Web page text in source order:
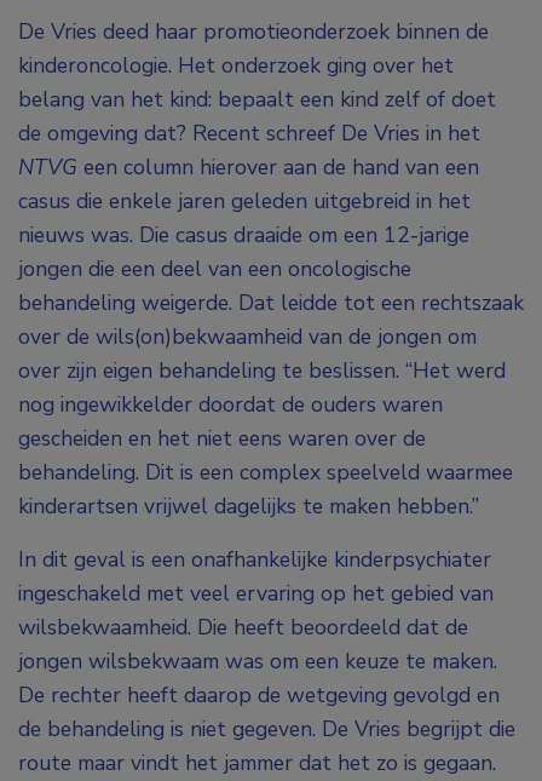
De Vries deed haar promotieonderzoek binnen de
kinderoncologie. Het onderzoek ging over het
belang van het kind: bepaalt een kind zelf of doet
de omgeving dat? Recent schreef De Vries in het
NTVG een column hierover aan de hand van een
casus die enkele jaren geleden uitgebreid in het
nieuws was. Die casus draaide om een 12-jarige
jongen die een deel van een oncologische
behandeling weigerde. Dat leidde tot een rechtszaak
over de wils(on)bekwaamheid van de jongen om
over zijn eigen behandeling te beslissen. “Het werd
nog ingewikkelder doordat de ouders waren
gescheiden en het niet eens waren over de
behandeling. Dit is een complex speelveld waarmee
kinderartsen vrijwel dagelijks te maken hebben.”
In dit geval is een onafhankelijke kinderpsychiater
ingeschakeld met veel ervaring op het gebied van
wilsbekwaamheid. Die heeft beoordeeld dat de
jongen wilsbekwaam was om een keuze te maken.
De rechter heeft daarop de wetgeving gevolgd en
de behandeling is niet gegeven. De Vries begrijpt die
route maar vindt het jammer dat het zo is gegaan.